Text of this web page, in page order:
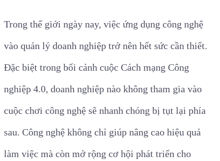
Trong thế giới ngày nay, việc ứng dụng công nghệ
vào quản lý doanh nghiệp trở nên hết sức cần thiết.
Đặc biệt trong bối cảnh cuộc Cách mạng Công
nghiệp 4.0, doanh nghiệp nào không tham gia vào
cuộc chơi công nghệ sẽ nhanh chóng bị tụt lại phía
sau. Công nghệ không chỉ giúp nâng cao hiệu quả
làm việc mà còn mở rộng cơ hội phát triển cho